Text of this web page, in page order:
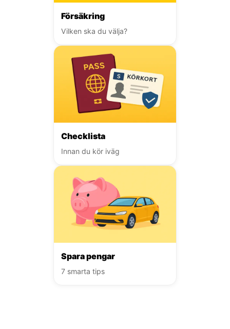
Försäkring
Vilken ska du välja?
Checklista
Innan du kör iväg
Spara pengar
7 smarta tips